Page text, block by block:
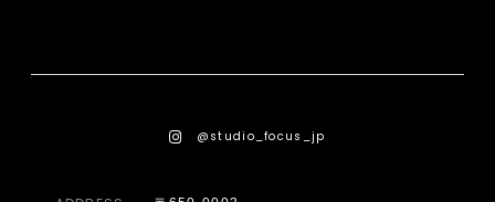
@studio_focus_jp